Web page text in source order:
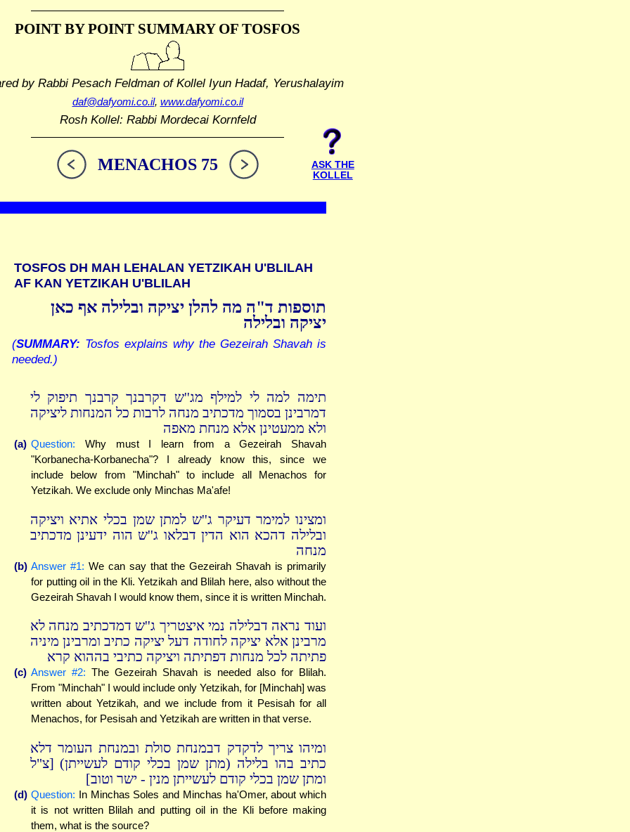
POINT BY POINT SUMMARYOF TOSFOS
by Rabbi Pesach Feldmanof Kollel Iyun Hadaf, Yerushalayim
daf@dafyomi.co.il, www.dafyomi.co.il
Rosh Kollel: Rabbi Mordecai Kornfeld
MENACHOS 75
ASK THE
KOLLEL
TOSFOS DH MAH LEHALAN YETZIKAH U'BLILAH
AF KAN YETZIKAH U'BLILAH
תוספות ד"ה מה להלן יציקה ובלילה אף כאן
יציקה ובלילה
(SUMMARY: Tosfos explains why the Gezeirah Shavah is
needed.)
תימה למה לי למילף מג''ש דקרבנך קרבנך תיפוק לי
דמרבינן בסמוך מדכתיב מנחה לרבות כל המנחות ליציקה
ולא ממעטינן אלא מנחת מאפה
(a) Question: Why must I learn from a Gezeirah Shavah
"Korbanecha-Korbanecha"? I already know this, since we
include below from "Minchah" to include all Menachos for
Yetzikah. We exclude only Minchas Ma'afe!
ומצינו למימר דעיקר ג''ש למתן שמן בכלי אתיא ויציקה
ובלילה דהכא הוא הדין דבלאו ג''ש הוה ידעינן מדכתיב
מנחה
(b) Answer #1: We can say that the Gezeirah Shavah is primarily
for putting oil in the Kli. Yetzikah and Blilah here, also without the
Gezeirah Shavah I would know them, since it is written Minchah.
ועוד נראה דבלילה נמי איצטריך ג''ש דמדכתיב מנחה לא
מרבינן אלא יציקה לחודה דעל יציקה כתיב ומרבינן מיניה
פתיתה לכל מנחות דפתיתה ויציקה כתיבי בההוא קרא
(c) Answer #2: The Gezeirah Shavah is needed also for Blilah.
From "Minchah" I would include only Yetzikah, for [Minchah] was
written about Yetzikah, and we include from it Pesisah for all
Menachos, for Pesisah and Yetzikah are written in that verse.
ומיהו צריך לדקדק דבמנחת סולת ובמנחת העומר דלא
כתיב בהו בלילה (מתן שמן בכלי קודם לעשייתן) [צ"ל
ומתן שמן בכלי קודם לעשייתן מנין - ישר וטוב]
(d) Question: In Minchas Soles and Minchas ha'Omer, about which
it is not written Blilah and putting oil in the Kli before making
them, what is the source?